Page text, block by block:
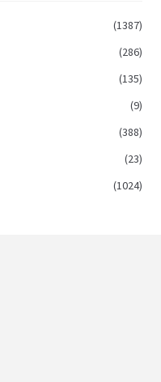
(1387)
(286)
(135)
(9)
(388)
(23)
(1024)